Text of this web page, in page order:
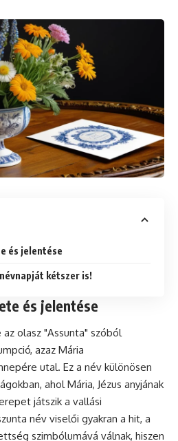
és jelentése
kétszer is!
és jelentése
olasz "Assunta" szóból
azaz Mária
utal. Ez a név különösen
ahol Mária, Jézus anyjának
játszik a vallási
név viselői gyakran a hit, a
szimbólumává válnak, hiszen